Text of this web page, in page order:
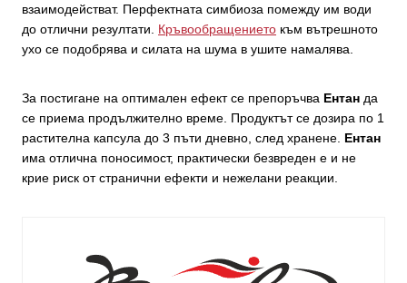
взаимодействат. Перфектната симбиоза помежду им води
до отлични резултати. Кръвообращението към вътрешното
ухо се подобрява и силата на шума в ушите намалява.
За постигане на оптимален ефект се препоръчва Ентан да
се приема продължително време. Продуктът се дозира по 1
растителна капсула до 3 пъти дневно, след хранене. Ентан
има отлична поносимост, практически безвреден е и не
крие риск от странични ефекти и нежелани реакции.